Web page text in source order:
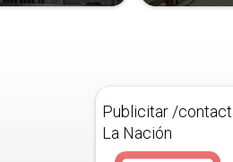
Publicitar /
La Nación